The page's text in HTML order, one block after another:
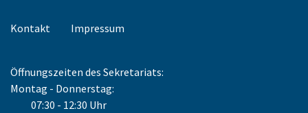
Kontakt Impressum
Öffnungszeiten des Sekretariats:
Montag - Donnerstag:
07:30 - 12:30 Uhr